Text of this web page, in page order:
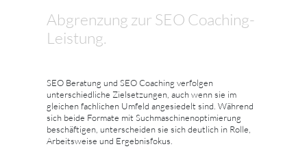
Abgrenzung zur SEO Coaching-
Leistung.
SEO Beratung und SEO Coaching verfolgen
unterschiedliche Zielsetzungen, auch wenn sie im
gleichen fachlichen Umfeld angesiedelt sind. Während
sich beide Formate mit Suchmaschinenoptimierung
beschäftigen, unterscheiden sie sich deutlich in Rolle,
Arbeitsweise und Ergebnisfokus.